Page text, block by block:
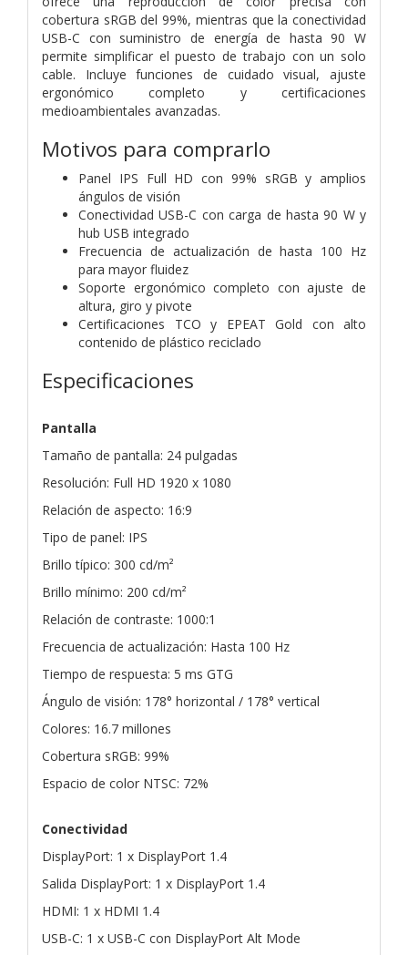
cobertura sRGB del 99%, mientras que la conectividad
USB-C con suministro de energía de hasta 90 W
permite simplificar el puesto de trabajo con un solo
cable. Incluye funciones de cuidado visual, ajuste
ergonómico completo y certificaciones
medioambientales avanzadas.
Motivos para comprarlo
Panel IPS Full HD con 99% sRGB y amplios
ángulos de visión
Conectividad USB-C con carga de hasta 90 W y
hub USB integrado
Frecuencia de actualización de hasta 100 Hz
para mayor fluidez
Soporte ergonómico completo con ajuste de
altura, giro y pivote
Certificaciones TCO y EPEAT Gold con alto
contenido de plástico reciclado
Especificaciones
Pantalla
Tamaño de pantalla: 24 pulgadas
Resolución: Full HD 1920 x 1080
Relación de aspecto: 16:9
Tipo de panel: IPS
Brillo típico: 300 cd/m²
Brillo mínimo: 200 cd/m²
Relación de contraste: 1000:1
Frecuencia de actualización: Hasta 100 Hz
Tiempo de respuesta: 5 ms GTG
Ángulo de visión: 178° horizontal / 178° vertical
Colores: 16.7 millones
Cobertura sRGB: 99%
Espacio de color NTSC: 72%
Conectividad
DisplayPort: 1 x DisplayPort 1.4
Salida DisplayPort: 1 x DisplayPort 1.4
HDMI: 1 x HDMI 1.4
USB-C: 1 x USB-C con DisplayPort Alt Mode